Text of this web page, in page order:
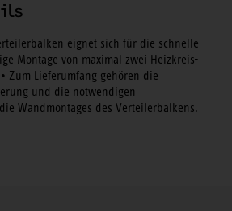
eignet sich für die schnelle
Montage von maximal zwei Heizkreis-
Zum Lieferumfang gehören die
und die notwendigen
Wandmontages des Verteilerbalkens.